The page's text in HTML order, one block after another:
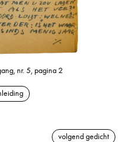
nr. 5, pagina 2
volgend gedicht